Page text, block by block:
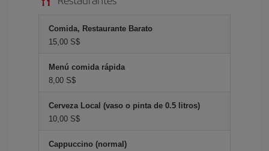
Comida, Restaurante Barato
15,00 S$
Menú comida rápida
8,00 S$
Cerveza Local (vaso o pinta de 0.5 litros)
10,00 S$
Cappuccino (normal)